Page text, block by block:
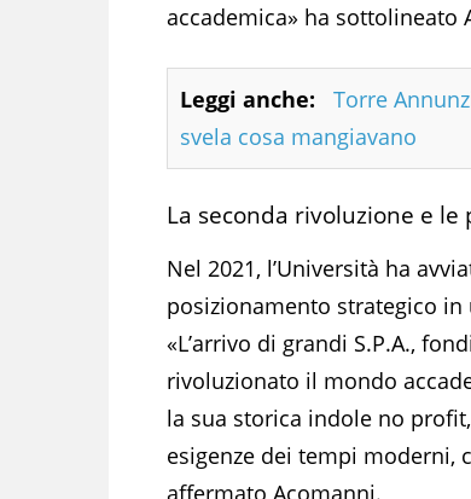
accademica» ha sottolineato
Leggi anche:
Torre
svela cosa mangiavano
La seconda rivoluzione e
Nel 2021, l’Università ha
posizionamento strategico
«L’arrivo di grandi S.P.A.,
rivoluzionato il mondo
la sua storica indole no
esigenze dei tempi moderni,
affermato Acomanni.